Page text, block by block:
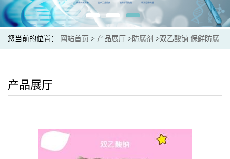
您当前的位置： 网站首页 > 产品展厅 > 防腐剂 >双乙酸钠 保鲜防腐
产品展厅